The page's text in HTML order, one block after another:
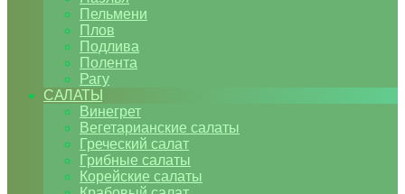
Пельмени
Плов
Подлива
Полента
Рагу
САЛАТЫ
Винегрет
Вегетарианские салаты
Греческий салат
Грибные салаты
Корейские салаты